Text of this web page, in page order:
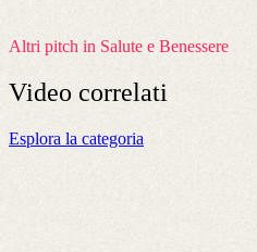
Altri pitch in Salute e Benessere
Video correlati
Esplora la categoria